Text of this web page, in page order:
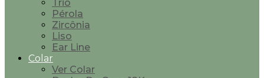
Trio
Pérola
Zircônia
Liso
Ear Line
Colar
Ver Colar